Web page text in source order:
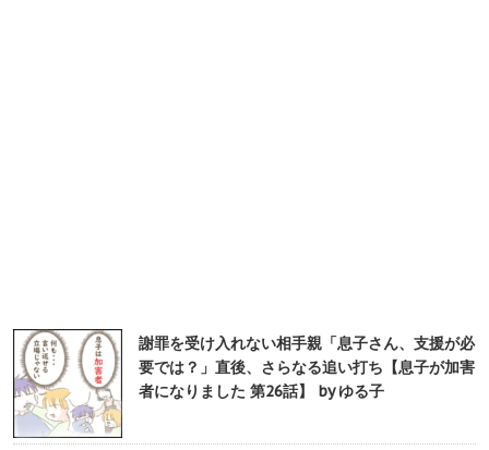
謝罪を受け入れない相手親「息子さん、支援が必
要では？」直後、さらなる追い打ち【息子が加害
者になりました 第26話】 by ゆる子